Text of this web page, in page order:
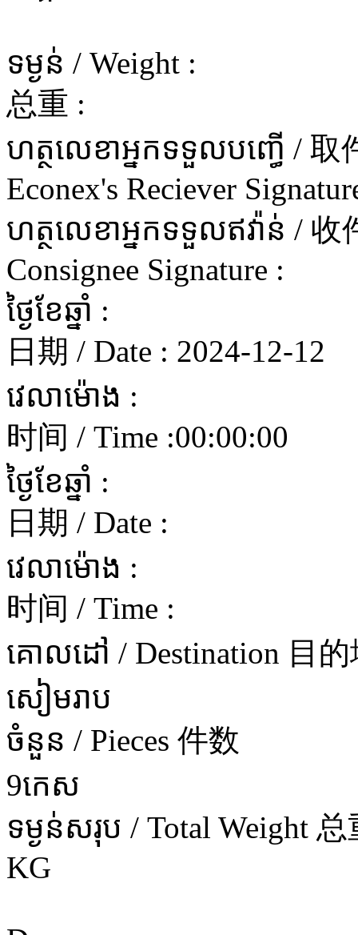
ទម្ងន់ / Weight :
总重 :
ហត្ថលេខាអ្នកទទួលបញ្ធើ / 取
Econex's Reciever
ហត្ថលេខាអ្នកទទួលឥវ៉ាន់ /
Consignee Signature :
ថ្ងៃខែឆ្នាំ :
日期 / Date : 2024-12-12
វេលាម៉ោង :
时间 / Time :00:00:00
ថ្ងៃខែឆ្នាំ :
日期 / Date :
វេលាម៉ោង :
时间 / Time :
គោលដៅ / Destination 目的
សៀមរាប
ចំនួន / Pieces 件数
9កេស
ទម្ងន់សរុប / Total Weight 总
KG